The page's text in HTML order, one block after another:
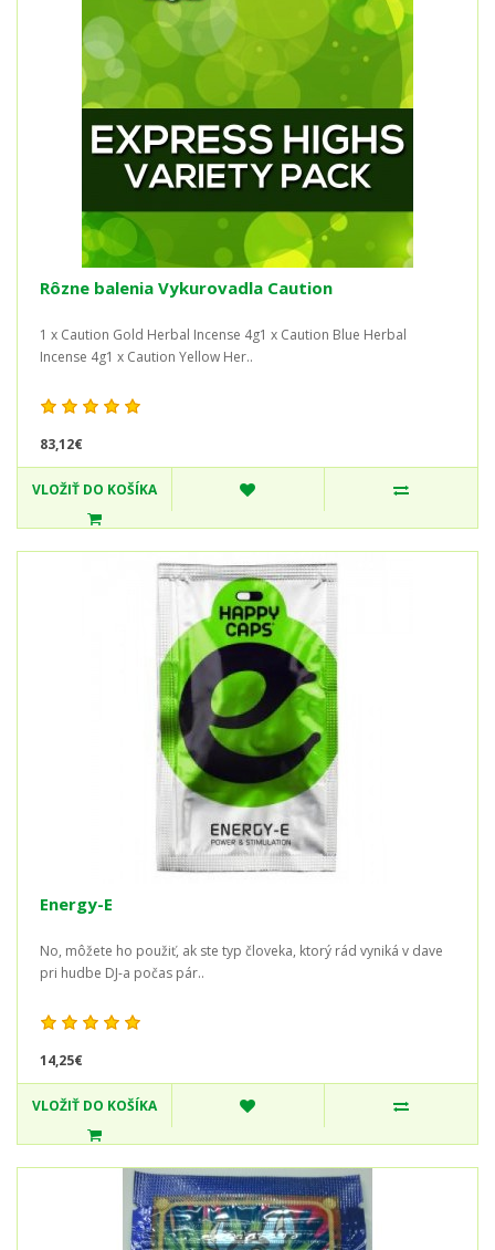
Rôzne balenia Vykurovadla Caution
1 x Caution Gold Herbal Incense 4g1 x Caution Blue Herbal
Incense 4g1 x Caution Yellow Her..
83,12€
VLOŽIŤ DO KOŠÍKA
Energy-E
No, môžete ho použiť, ak ste typ človeka, ktorý rád vyniká v dave
pri hudbe DJ-a počas pár..
14,25€
VLOŽIŤ DO KOŠÍKA